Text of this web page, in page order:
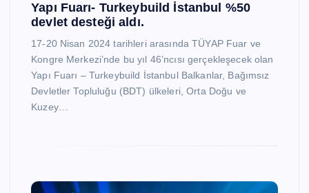
Yapı Fuarı- Turkeybuild İstanbul %50
devlet desteği aldı.
17-20 Nisan 2024 tarihleri arasında TÜYAP Fuar ve
Kongre Merkezi’nde bu yıl 46’ncısı gerçekleşecek olan
Yapı Fuarı – Turkeybuild İstanbul Balkanlar, Bağımsız
Devletler Topluluğu (BDT) ülkeleri, Orta Doğu ve
Kuzey…